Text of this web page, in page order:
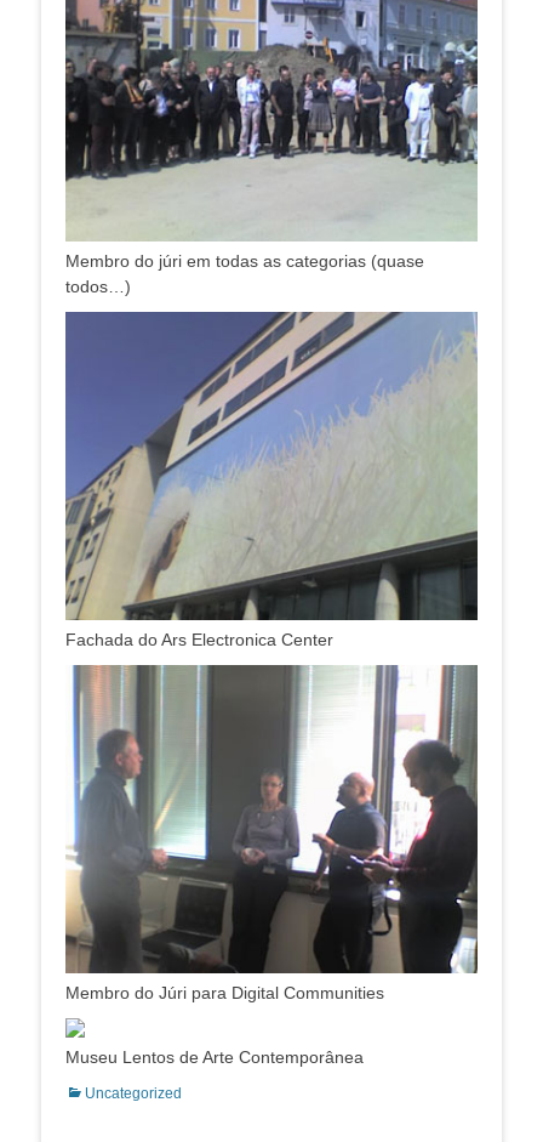
Membro do júri em todas as categorias (quase
todos…)
Fachada do Ars Electronica Center
Membro do Júri para Digital Communities
Museu Lentos de Arte Contemporânea
Categorias:
Uncategorized